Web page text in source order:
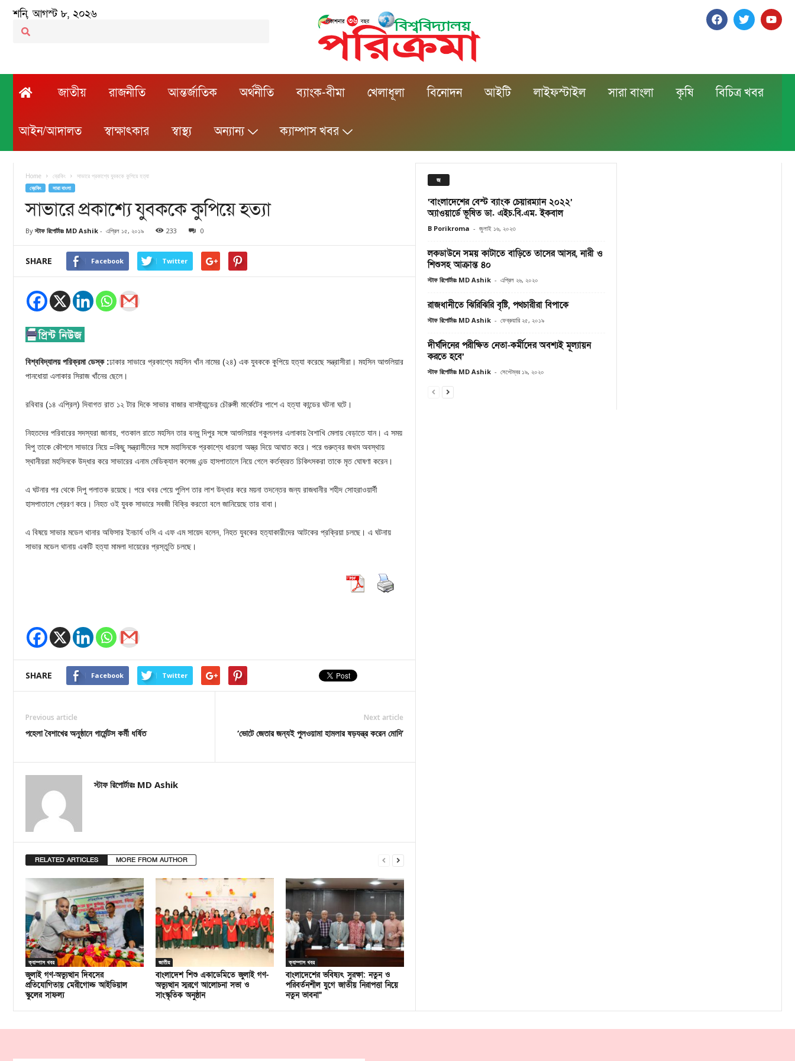
শনি, আগস্ট ৮, ২০২৬
জাতীয় রাজনীতি আন্তর্জাতিক অর্থনীতি ব্যাংক-বীমা খেলাধূলা বিনোদন আইটি লাইফস্টাইল সারা বাংলা কৃষি বিচিত্র খবর
আইন/আদালত স্বাক্ষাৎকার স্বাস্থ্য অন্যান্য ক্যাম্পাস খবর
Home ব্রেকিং সাভারে প্রকাশ্যে যুবককে কুপিয়ে হত্যা
ব্রেকিং সারা বাংলা
সাভারে প্রকাশ্যে যুবককে কুপিয়ে হত্যা
By স্টাফ রিপোর্টারঃ MD Ashik - এপ্রিল ১৫, ২০১৯ 233 0
SHARE Facebook Twitter
বিশ্ববিদ্যালয় পরিক্রমা ডেস্ক :ঢাকার সাভারে প্রকাশ্যে মহসিন খাঁন নামের (২৪) এক যুবককে কুপিয়ে হত্যা করেছে সন্ত্রাসীরা। মহসিন আশুলিয়ার
পানধোয়া এলাকার সিরাজ খাঁনের ছেলে।
রবিবার (১৪ এপ্রিল) দিবাগত রাত ১২ টার দিকে সাভার বাজার বাসষ্ট্যান্ডের চৌরুঙ্গী মার্কেটের পাশে এ হত্যা কান্ডের ঘটনা ঘটে।
নিহতদের পরিবারের সদস্যরা জানায়, গতকাল রাতে মহসিন তার বন্ধু দিপুর সঙ্গে আশুলিয়ার গকুলনগর এলাকায় বৈশাখি মেলায় বেড়াতে যান। এ সময়
দিপু তাকে কৌশলে সাভারে নিয়ে =কিছু সন্ত্রাসীদের সঙ্গে মহাসিনকে প্রকাশ্যে ধারলো অস্ত্র দিয়ে আঘাত করে। পরে গুরুত্বর জখম অবস্থায়
স্থানীয়রা মহসিনকে উদ্ধার করে সাভারের এনাম মেডিক্যাল কলেজ এন্ড হাসপাতালে নিয়ে গেলে কর্তব্যরত চিকিৎসকরা তাকে মৃত ঘোষণা করেন।
এ ঘটনার পর থেকে দিপু পলাতক রয়েছে। পরে খবর পেয়ে পুলিশ তার লাশ উদ্ধার করে ময়না তদন্তের জন্য রাজধানীর শহীদ সোহরাওয়ার্দী
হাসপাতালে প্রেরণ করে। নিহত ওই যুবক সাভারে সবজী বিক্রি করতো বলে জানিয়েছে তার বাবা।
এ বিষয়ে সাভার মডেল থানার অফিসার ইনচার্য ওসি এ এফ এম সায়েদ বলেন, নিহত যুবকের হত্যাকারীদের আটকের প্রক্রিয়া চলছে। এ ঘটনায়
সাভার মডেল থানায় একটি হত্যা মামলা দায়েরের প্রস্তুতি চলছে।
SHARE Facebook Twitter
Previous article
পহেলা বৈশাখের অনুষ্ঠানে গার্মেন্টস কর্মী ধর্ষিত
Next article
‘ভোটে জেতার জন্যই পুলওয়ামা হামলার ষড়যন্ত্র করেন মোদি’
স্টাফ রিপোর্টারঃ MD Ashik
RELATED ARTICLES MORE FROM AUTHOR
ক্যাম্পাস খবর
জুলাই গণ-অভ্যুত্থান দিবসের
প্রতিযোগিতায় মেরীগোল্ড আইডিয়াল
স্কুলের সাফল্য
জাতীয়
বাংলাদেশ শিশু একাডেমিতে জুলাই গণ-
অভ্যুত্থান স্মরণে আলোচনা সভা ও
সাংস্কৃতিক অনুষ্ঠান
ক্যাম্পাস খবর
বাংলাদেশের ভবিষ্যৎ সুরক্ষা: নতুন ও
পরিবর্তনশীল যুগে জাতীয় নিরাপত্তা নিয়ে
নতুন ভাবনা”
জ
‘বাংলাদেশের বেস্ট ব্যাংক চেয়ারম্যান ২০২২’
অ্যাওয়ার্ডে ভূষিত ডা. এইচ.বি.এম. ইকবাল
B Porikroma - জুলাই ১৬, ২০২৩
লকডাউনে সময় কাটাতে বাড়িতে তাসের আসর, নারী ও
শিশুসহ আক্রান্ত ৪০
স্টাফ রিপোর্টারঃ MD Ashik - এপ্রিল ২৬, ২০২০
রাজধানীতে ঝিরিঝিরি বৃষ্টি, পথচারীরা বিপাকে
স্টাফ রিপোর্টারঃ MD Ashik - ফেব্রুয়ারি ২৫, ২০১৯
দীর্ঘদিনের পরীক্ষিত নেতা-কর্মীদের অবশ্যই মূল্যায়ন
করতে হবে’
স্টাফ রিপোর্টারঃ MD Ashik - সেপ্টেম্বর ১৯, ২০২০